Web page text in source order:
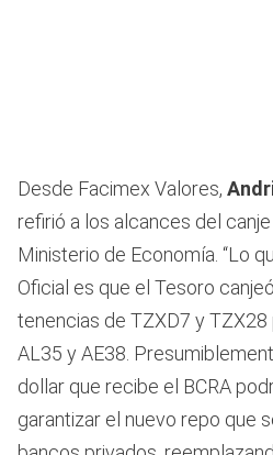
Desde Facimex Valores,
refirió a los alcances del
Ministerio de Economía. “Lo
Oficial es que el Tesoro
tenencias de TZXD7 y TZX28
AL35 y AE38.
dollar que recibe el BCRA
garantizar el nuevo repo que